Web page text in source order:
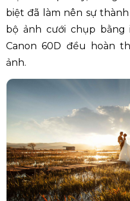
biệt đã làm nên sự
bộ ảnh cưới chụp bằng
Canon 60D đều hoàn
ảnh.